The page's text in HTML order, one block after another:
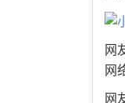
网
网
网